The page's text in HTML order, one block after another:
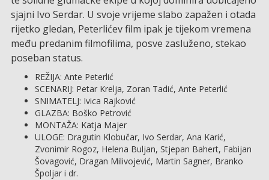
sjajni Ivo Serdar. U svoje vrijeme slabo zapažen i otada
rijetko gledan, Peterlićev film ipak je tijekom vremena
među predanim filmofilima, posve zasluženo, stekao
poseban status.
REŽIJA: Ante Peterlić
SCENARIJ: Petar Krelja, Zoran Tadić, Ante Peterlić
SNIMATELJ: Ivica Rajković
GLAZBA: Boško Petrović
MONTAŽA: Katja Majer
ULOGE: Dragutin Klobučar, Ivo Serdar, Ana Karić,
Zvonimir Rogoz, Helena Buljan, Stjepan Bahert, Fabijan
Šovagović, Dragan Milivojević, Martin Sagner, Branko
Špoljar i dr.